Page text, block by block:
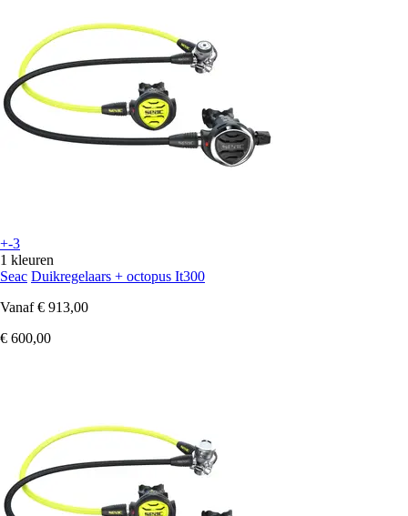
+-3
1 kleuren
Seac Duikregelaars + octopus It300
Vanaf € 913,00
€ 600,00